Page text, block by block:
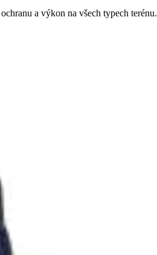
a výkon na všech typech terénu.